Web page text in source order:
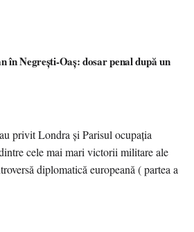
în Negrești-Oaș: dosar penal după un